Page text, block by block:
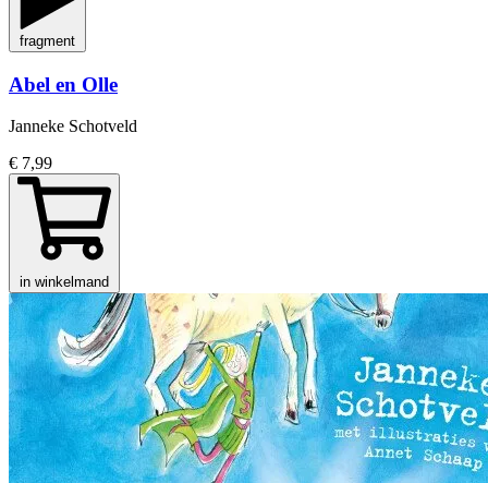
fragment
Abel en Olle
Janneke Schotveld
€ 7,99
in winkelmand